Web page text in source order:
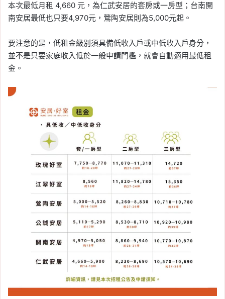
本次最低月租 4,660 元，為仁武安居的套房或一房型；台南開
南安居最低也只要4,970元，鶯陶安居則為5,000元起。
要注意的是，低租金級別須具備低收入戶或中低收入戶身分，
並不是只要家庭收入低於一般申請門檻，就會自動適用最低租
金。